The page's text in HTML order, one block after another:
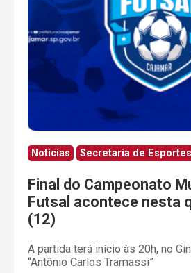
Notícias Secretaria de
Final do Campeonato
Futsal acontece nesta
(12)
A partida terá início às 20h, no
“Antônio Carlos Tramassi”